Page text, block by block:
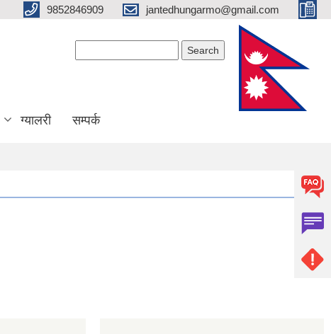
9852846909 jantedhungarmo@gmail.com
ग्यालरी सम्पर्क